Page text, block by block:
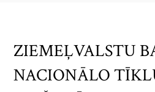
ZIEMEĻVALSTU
NACIONĀLO